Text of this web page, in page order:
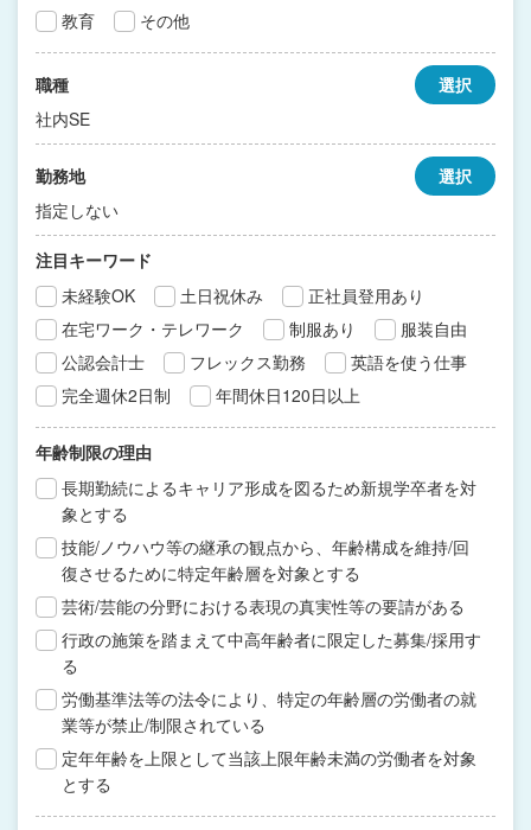
教育
その他
職種
社内SE
選択
勤務地
指定しない
選択
注目キーワード
未経験OK
土日祝休み
正社員登用あり
在宅ワーク・テレワーク
制服あり
服装自由
公認会計士
フレックス勤務
英語を使う仕事
完全週休2日制
年間休日120日以上
年齢制限の理由
長期勤続によるキャリア形成を図るため新規学卒者を対
象とする
技能/ノウハウ等の継承の観点から、年齢構成を維持/回
復させるために特定年齢層を対象とする
芸術/芸能の分野における表現の真実性等の要請がある
行政の施策を踏まえて中高年齢者に限定した募集/採用す
る
労働基準法等の法令により、特定の年齢層の労働者の就
業等が禁止/制限されている
定年年齢を上限として当該上限年齢未満の労働者を対象
とする